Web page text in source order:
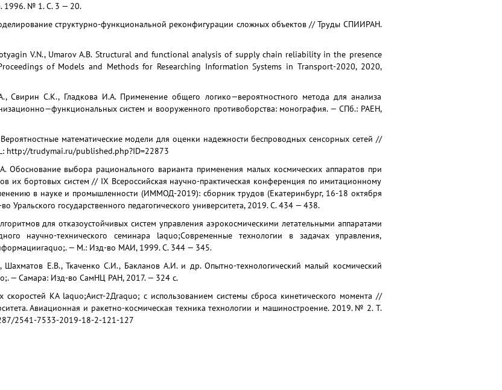
1996. № 1. С. 3 — 20.
структурно-функциональной реконфигурации сложных объектов // Труды СПИИРАН.
V.N., Umarov A.B. Structural and functional analysis of supply chain reliability in the presence
of Models and Methods for Researching Information Systems in Transport-2020, 2020,
Свирин С.К., Гладкова И.А. Применение общего логико—вероятностного метода для анализа
систем и вооруженного противоборства: монография. — СПб.: РАЕН,
математические модели для оценки надежности беспроводных сенсорных сетей //
http://trudymai.ru/published.php?ID=22873
Обоснование выбора рационального варианта применения малых космических аппаратов при
их бортовых систем // IX Всероссийская научно-практическая конференция по имитационному
в науке и промышленности (ИММОД-2019): сборник трудов (Екатеринбург, 16-18 октября
Уральского государственного педагогического университета, 2019. С. 434 — 438.
для отказоустойчивых систем управления аэрокосмическими летательными аппаратами
научно-технического семинара laquo;Современные технологии в задачах управления,
— М.: Изд-во МАИ, 1999. С. 344 — 345.
Е.В., Ткаченко С.И., Бакланов А.И. и др. Опытно-технологический малый космический
— Самара: Изд-во СамНЦ РАН, 2017. — 324 с.
скоростей КА laquo;Аист-2Дraquo; с использованием системы сброса кинетического момента //
Авиационная и ракетно-космическая техника технологии и машиностроение. 2019. № 2. Т.
2541-7533-2019-18-2-121-127